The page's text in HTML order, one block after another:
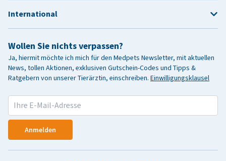
Wollen Sie nichts verpassen?
Ja, hiermit möchte ich mich für den Medpets Newsletter, mit aktuellen
News, tollen Aktionen, exklusiven Gutschein-Codes und Tipps &
Ratgebern von unserer Tierärztin, einschreiben. Einwilligungsklausel
Anmelden
International